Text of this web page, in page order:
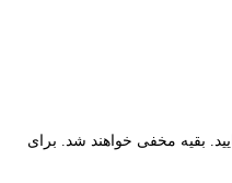
بقیه مخفی خواهند شد. برای